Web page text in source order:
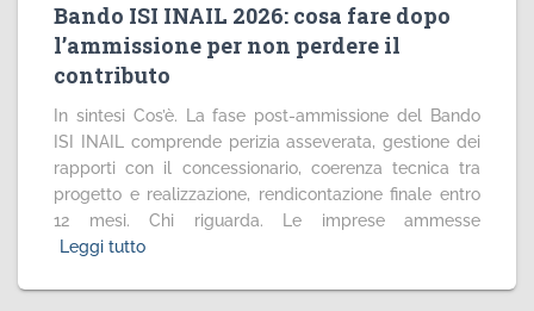
Bando ISI INAIL 2026: cosa fare dopo
l’ammissione per non perdere il
contributo
In sintesi Cos’è. La fase post-ammissione del Bando
ISI INAIL comprende perizia asseverata, gestione dei
rapporti con il concessionario, coerenza tecnica tra
progetto e realizzazione, rendicontazione finale entro
12 mesi. Chi riguarda. Le imprese ammesse
Leggi tutto